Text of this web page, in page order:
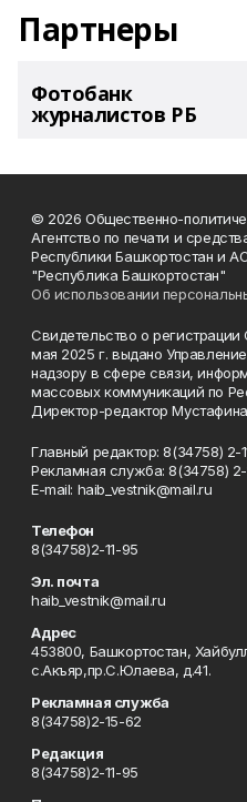
Партнеры
Фотобанк
журналистов РБ
© 2026 Общественно-
Агентство по печати и
Республики Башкортостан и
"Республика Башкортостан"
Об использовании
Свидетельство о
мая 2025 г. выдано
надзору в сфере связи,
массовых коммуникаций по
Директор-редактор
Главный редактор: 8(34758) 2-
Рекламная служба: 8(34758)
Е-mаil: haib_vestnik@mail.ru
Телефон
8(34758)2-11-95
Эл. почта
haib_vestnik@mail.ru
Адрес
453800, Башкортостан,
с.Акъяр,пр.С.Юлаева, д.41.
Рекламная служба
8(34758)2-15-62
Редакция
8(34758)2-11-95